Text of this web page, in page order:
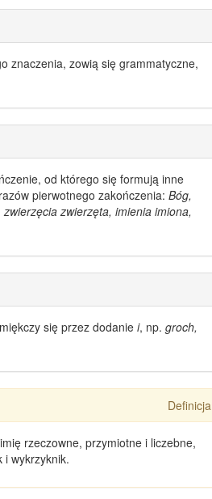
znaczenia, zowią się grammatyczne,
od którego się formują inne
pierwotnego zakończenia: Bóg,
zwierzęcia zwierzęta, imienia imiona,
się przez dodaniei, np. groch,
Definicja
rzeczowne, przymiotne i liczebne,
i wykrzyknik.